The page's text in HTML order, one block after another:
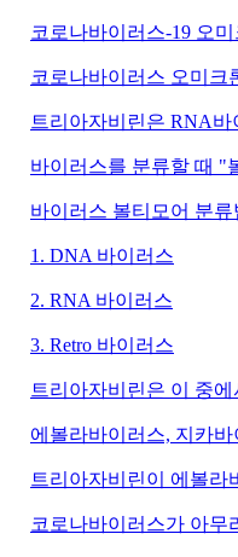
코로나바이러스-19 오
코로나바이러스 오미크
트리아자비린은 RNA
바이러스를 분류할 때 "
바이러스 볼티모어 분류
1. DNA 바이러스
2. RNA 바이러스
3. Retro 바이러스
트리아자비린은 이 중
에볼라바이러스, 지카
트리아자비린이 에볼
코로나바이러스가 아